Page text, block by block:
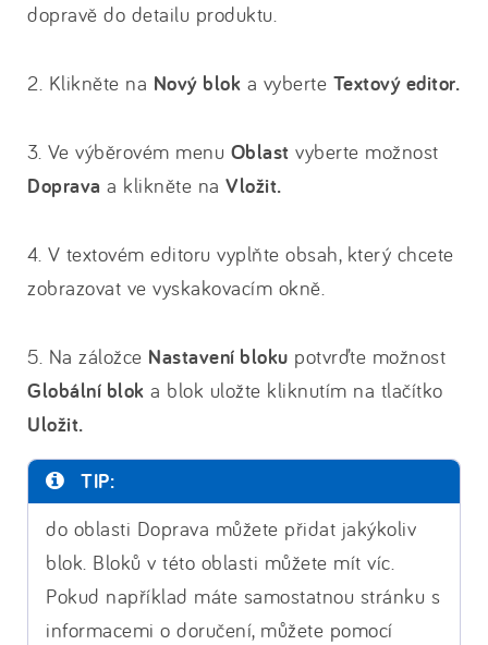
dopravě do detailu produktu.
2. Klikněte na Nový blok a vyberte Textový editor.
3. Ve výběrovém menu Oblast vyberte možnost
Doprava a klikněte na Vložit.
4. V textovém editoru vyplňte obsah, který chcete
zobrazovat ve vyskakovacím okně.
5. Na záložce Nastavení bloku potvrďte možnost
Globální blok a blok uložte kliknutím na tlačítko
Uložit.
TIP:
do oblasti Doprava můžete přidat jakýkoliv
blok. Bloků v této oblasti můžete mít víc.
Pokud například máte samostatnou stránku s
informacemi o doručení, můžete pomocí